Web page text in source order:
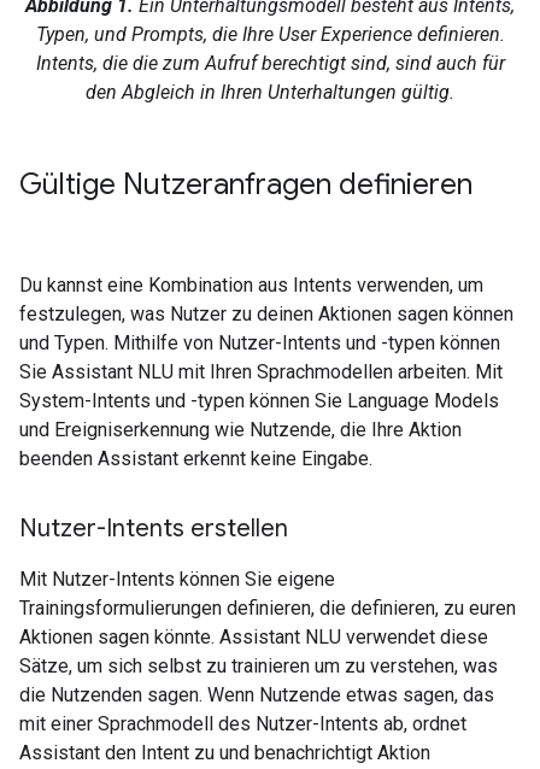
Abbildung 1. Ein Unterhaltungsmodell besteht aus Intents,
Typen, und Prompts, die Ihre User Experience definieren.
Intents, die die zum Aufruf berechtigt sind, sind auch für
den Abgleich in Ihren Unterhaltungen gültig.
Gültige Nutzeranfragen definieren
Du kannst eine Kombination aus Intents verwenden, um
festzulegen, was Nutzer zu deinen Aktionen sagen können
und Typen. Mithilfe von Nutzer-Intents und -typen können
Sie Assistant NLU mit Ihren Sprachmodellen arbeiten. Mit
System-Intents und -typen können Sie Language Models
und Ereigniserkennung wie Nutzende, die Ihre Aktion
beenden Assistant erkennt keine Eingabe.
Nutzer-Intents erstellen
Mit Nutzer-Intents können Sie eigene
Trainingsformulierungen definieren, die definieren, zu euren
Aktionen sagen könnte. Assistant NLU verwendet diese
Sätze, um sich selbst zu trainieren um zu verstehen, was
die Nutzenden sagen. Wenn Nutzende etwas sagen, das
mit einer Sprachmodell des Nutzer-Intents ab, ordnet
Assistant den Intent zu und benachrichtigt Aktion